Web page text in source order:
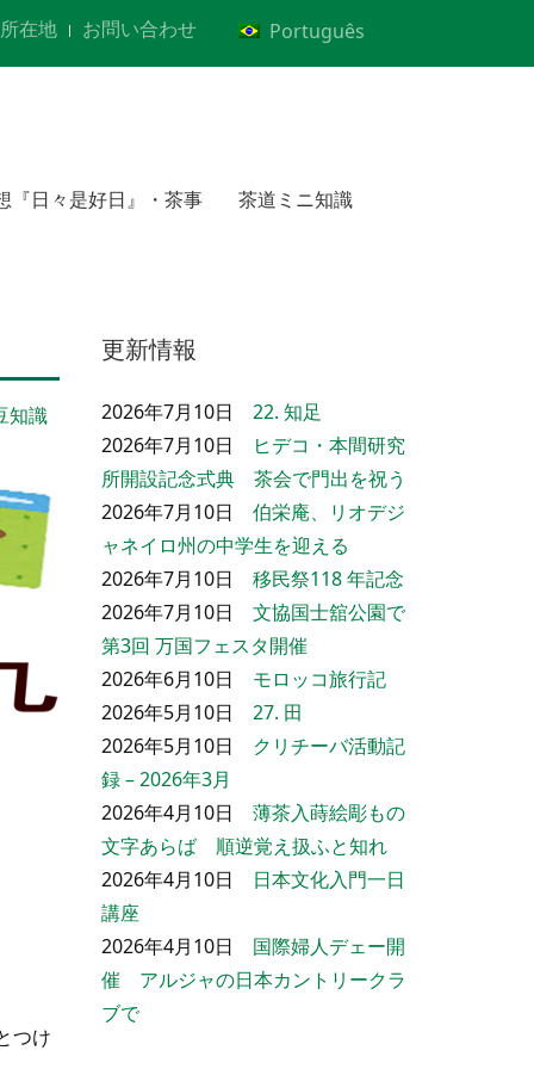
所在地 お問い合わせ Português
『日々是好日』・茶事 茶道ミニ知識
知識
つけ
更新情報
2026年7月10日 22. 知足
2026年7月10日
ヒデコ・本間研究
所開設記念式典 茶会で門出を祝う
2026年7月10日 伯栄庵、リオデジ
ャネイロ州の中学生を迎える
2026年7月10日 移民祭118 年記念
2026年7月10日 文協国士舘公園で
第3回 万国フェスタ開催
2026年6月10日 モロッコ旅行記
2026年5月10日 27. 田
2026年5月10日
クリチーバ活動記
録 – 2026年3月
2026年4月10日 薄茶入蒔絵彫もの
文字あらば 順逆覚え扱ふと知れ
2026年4月10日
日本文化入門一日
講座
2026年4月10日 国際婦人デェー開
催 アルジャの日本カントリークラ
ブで